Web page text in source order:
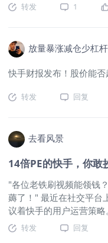
达到95倍，即便是
$网
在线音乐服务的强劲表
5%，反映出公司内容生
务占比进一步压缩，标志
升，受益于AI辅助内容
步提高，与上季度相比
向付费的成功转型。音
长17.1%主要逻辑在于
转发 1
放量暴涨减仓少杠杆
快手财报发布！股价能否
转发 回复
去看风景
14倍PE的快手，你敢
"各位老铁刷视频能领钱
薅了！" 最近在社交平台
议着快手的用户运营策略
论得热火朝天时，这家短
了一份让市场既兴奋又纠
转发 回复